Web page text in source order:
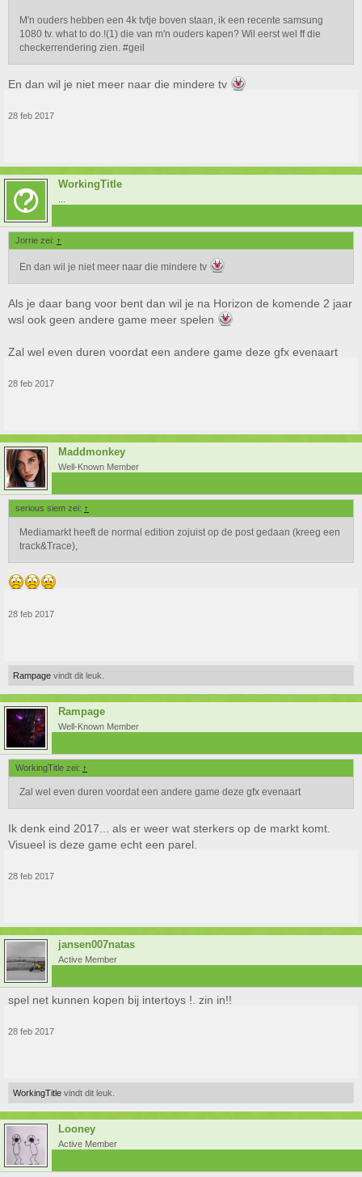
M'n ouders hebben een 4k tvtje boven staan, ik een recente samsung
1080 tv. what to do.!(1) die van m'n ouders kapen? Wil eerst wel ff die
checkerrendering zien. #geil
En dan wil je niet meer naar die mindere tv
28 feb 2017
WorkingTitle
Jorrie zei: ↑
En dan wil je niet meer naar die mindere tv
Als je daar bang voor bent dan wil je na Horizon de komende 2 jaar
wsl ook geen andere game meer spelen
Zal wel even duren voordat een andere game deze gfx evenaart
28 feb 2017
Maddmonkey
Well-Known Member
serious siem zei: ↑
Mediamarkt heeft de normal edition zojuist op de post gedaan (kreeg een
track&Trace),
28 feb 2017
Rampage vindt dit leuk.
Rampage
Well-Known Member
WorkingTitle zei: ↑
Zal wel even duren voordat een andere game deze gfx evenaart
Ik denk eind 2017... als er weer wat sterkers op de markt komt.
Visueel is deze game echt een parel.
28 feb 2017
jansen007natas
Active Member
spel net kunnen kopen bij intertoys !. zin in!!
28 feb 2017
WorkingTitle vindt dit leuk.
Looney
Active Member